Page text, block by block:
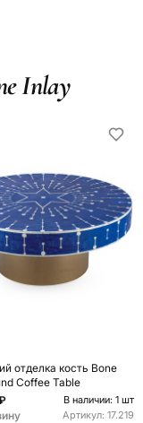
Inlay
отделка кость Bone
Coffee Table
В наличии: 1 шт
Артикул: 17.219